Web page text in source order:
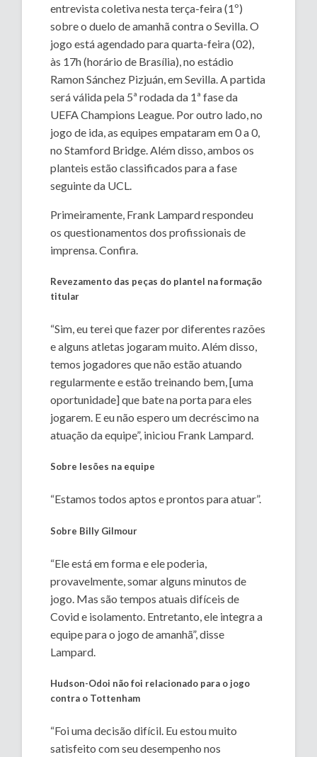
entrevista coletiva nesta terça-feira (1º)
sobre o duelo de amanhã contra o Sevilla. O
jogo está agendado para quarta-feira (02),
às 17h (horário de Brasília), no estádio
Ramon Sánchez Pizjuán, em Sevilla. A partida
será válida pela 5ª rodada da 1ª fase da
UEFA Champions League. Por outro lado, no
jogo de ida, as equipes empataram em 0 a 0,
no Stamford Bridge. Além disso, ambos os
planteis estão classificados para a fase
seguinte da UCL.
Primeiramente, Frank Lampard respondeu
os questionamentos dos profissionais de
imprensa. Confira.
Revezamento das peças do plantel na formação
titular
“Sim, eu terei que fazer por diferentes razões
e alguns atletas jogaram muito. Além disso,
temos jogadores que não estão atuando
regularmente e estão treinando bem, [uma
oportunidade] que bate na porta para eles
jogarem. E eu não espero um decréscimo na
atuação da equipe”, iniciou Frank Lampard.
Sobre lesões na equipe
“Estamos todos aptos e prontos para atuar”.
Sobre Billy Gilmour
“Ele está em forma e ele poderia,
provavelmente, somar alguns minutos de
jogo. Mas são tempos atuais difíceis de
Covid e isolamento. Entretanto, ele integra a
equipe para o jogo de amanhã”, disse
Lampard.
Hudson-Odoi não foi relacionado para o jogo
contra o Tottenham
“Foi uma decisão difícil. Eu estou muito
satisfeito com seu desempenho nos